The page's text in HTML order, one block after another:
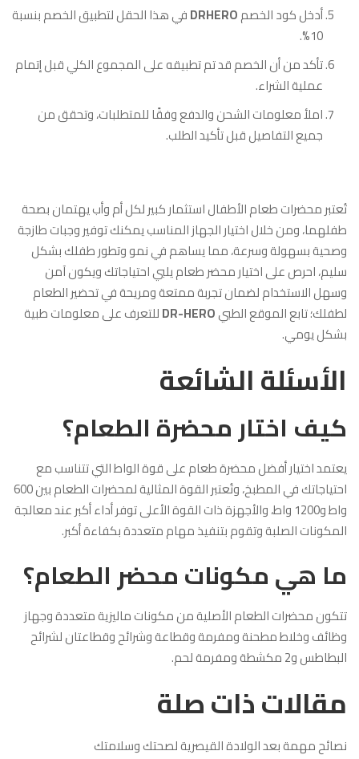
أدخل كود الخصمDRHEROفي هذا الحقل لتطبيق الخصم بنسبة
10%.
تأكد من أن الخصم قد تم تطبيقه على المجموع الكلي قبل إتمام
عملية الشراء.
املأ معلومات الشحن والدفع وفقًا للمتطلبات، وتحقق من
جميع التفاصيل قبل تأكيد الطلب.
تُعتبر محضرات طعام الأطفال استثمار كبير لكل أم وأب يهتمان بصحة
طفلهما، ومن خلال اختيار الجهاز المناسب يمكنك توفير وجبات طازجة
وصحية بسهولة وسرعة، مما يساهم في نمو وتطور طفلك بشكل
سليم، احرص على اختيار محضر طعام يلبي احتياجاتك ويكون آمن
وسهل الاستخدام لضمان تجربة ممتعة ومريحة في تحضير الطعام
لطفلك؛ تابع الموقع الطبيDR-HEROللتعرف على معلومات طبية
بشكل يومي.
الأسئلة الشائعة
كيف اختار محضرة الطعام؟
يعتمد اختيار أفضل محضرة طعام على قوة الواط التي تتناسب مع
احتياجاتك في المطبخ، وتُعتبر القوة المثالية لمحضرات الطعام بين 600
واط و1200 واط، والأجهزة ذات القوة الأعلى توفر أداء أكبر عند معالجة
المكونات الصلبة وتقوم بتنفيذ مهام متعددة بكفاءة أكبر.
ما هي مكونات محضر الطعام؟
تتكون محضرات الطعام الأصلية من مكونات ماليزية متعددة وجهاز
وظائف وخلاط مطحنة ومفرمة وقطاعة وشرائح وقطاعتان لشرائح
البطاطس و2 مكشطة ومفرمة لحم.
مقالات ذات صلة
نصائح مهمة بعد الولادة القيصرية لصحتك وسلامتك